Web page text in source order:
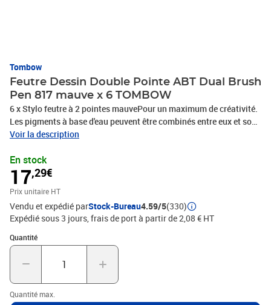
Tombow
Feutre Dessin Double Pointe ABT Dual Brush
Pen 817 mauve x 6 TOMBOW
6 x Stylo feutre à 2 pointes mauvePour un maximum de créativité.
Les pigments à base d'eau peuvent être combinés entre eux et sont
aquarellables pour de magnifiques dégradés et des effets
l'élaboration de lignes précises. La deuxième pointe est plus
épaisse et souple comme un pinceau. À base d'eau, les couleurs
peuvent être mélangées et utilisées comme des aquarelles. Parfait
pour créer des cartes, des motifs, croquis, les bandes dessinées,
illustrations et bien plus encore. Ces stylos sont inodores. Les
couleurs ne sont pas résistantes à la lumière., PHOTOS NON
CONTRACTUELLES
Voir la description
En stock
17,29€
Prix unitaire HT
Vendu et expédié parStock-Bureau4.59/5(330)
Expédié sous 3 jours, frais de port à partir de 2,08 € HT
Quantité
Quantité : 1
Quantité max.